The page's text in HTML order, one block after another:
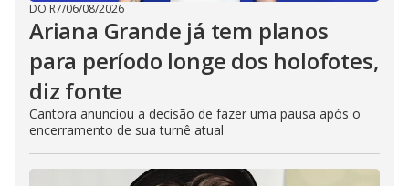
DO R7/06/08/2026
Ariana Grande já tem planos
para período longe dos holofotes,
diz fonte
Cantora anunciou a decisão de fazer uma pausa após o
encerramento de sua turnê atual